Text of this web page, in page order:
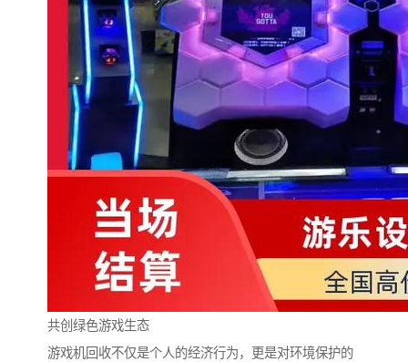
共创绿色游戏生态
游戏机回收不仅是个人的经济行为，更是对环境保护的